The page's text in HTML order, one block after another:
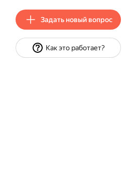
Задать новый вопрос
Как это работает?